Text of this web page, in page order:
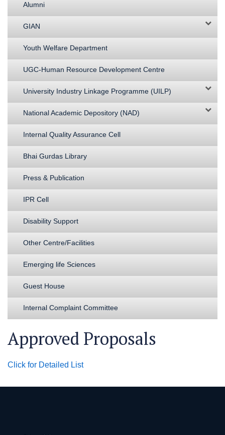
Alumni
GIAN
Youth Welfare Department
UGC-Human Resource Development Centre
University Industry Linkage Programme (UILP)
National Academic Depository (NAD)
Internal Quality Assurance Cell
Bhai Gurdas Library
Press & Publication
IPR Cell
Disability Support
Other Centre/Facilities
Emerging life Sciences
Guest House
Internal Complaint Committee
Approved Proposals
Click for Detailed List